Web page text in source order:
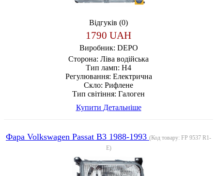
Відгуків (0)
1790 UAH
Виробник: DEPO
Сторона: Ліва водійська
Тип ламп: H4
Регулювання: Електрична
Скло: Рифлене
Тип світіння: Галоген
Купити Детальніше
Фара Volkswagen Passat B3 1988-1993 (Код товару: FP 9537 R1-
E)